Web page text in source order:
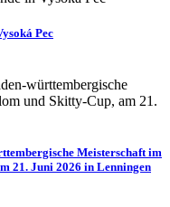
Pec
Meisterschaft im
21. Juni 2026 in Lenningen